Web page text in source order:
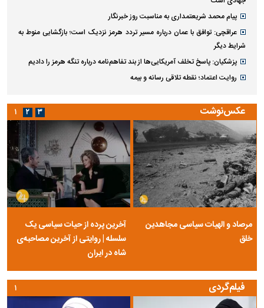
پیام محمد شریعتمداری به مناسبت روز خبرنگار
عراقچی: توافق با عمان درباره مسیر تردد هرمز نزدیک است؛ بازگشایی منوط به
شرایط دیگر
پزشکیان: پاسخ تخلف آمریکایی‌ها از بند تفاهم‌نامه درباره تنگه هرمز را دادیم
روایت اعتماد؛ نقطه تلاقی رسانه و بیمه
عکس‌نوشت
مرصاد و الهیات سیاسی مجاهدین
خلق
آخرین پرده از حیات سیاسی یک
سلسله | روایتی از آخرین مصاحبه‌ی
شاه در ایران
۱ ۲ ۳
فیلم‌گردی ۱